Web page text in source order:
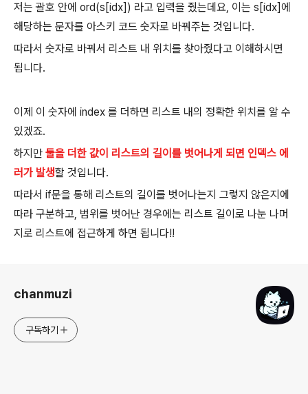
저는 괄호 안에 ord(s[idx]) 라고 입력을 줬는데요, 이는 s[idx]에
해당하는 문자를 아스키 코드 숫자로 바꿔주는 것입니다.
따라서 숫자로 바꿔서 리스트 내 위치를 찾아줬다고 이해하시면
됩니다.
이제 이 숫자에 index 를 더하면 리스트 내의 정확한 위치를 알 수
있겠죠.
하지만 둘을 더한 값이 리스트의 길이를 벗어나게 되면 인덱스 에
러가 발생할 것입니다.
따라서 if문을 통해 리스트의 길이를 벗어나는지 그렇지 않은지에
따라 구분하고, 범위를 벗어난 경우에는 리스트 길이로 나눈 나머
지로 리스트에 접근하게 하면 됩니다!!
chanmuzi
구독하기